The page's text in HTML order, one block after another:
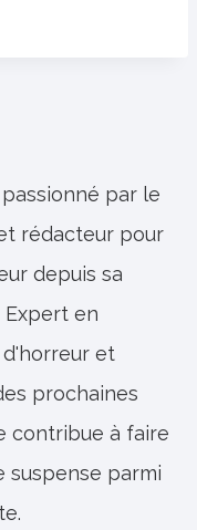
par le
rédacteur pour
depuis sa
Expert en
et
prochaines
contribue à faire
suspense parmi